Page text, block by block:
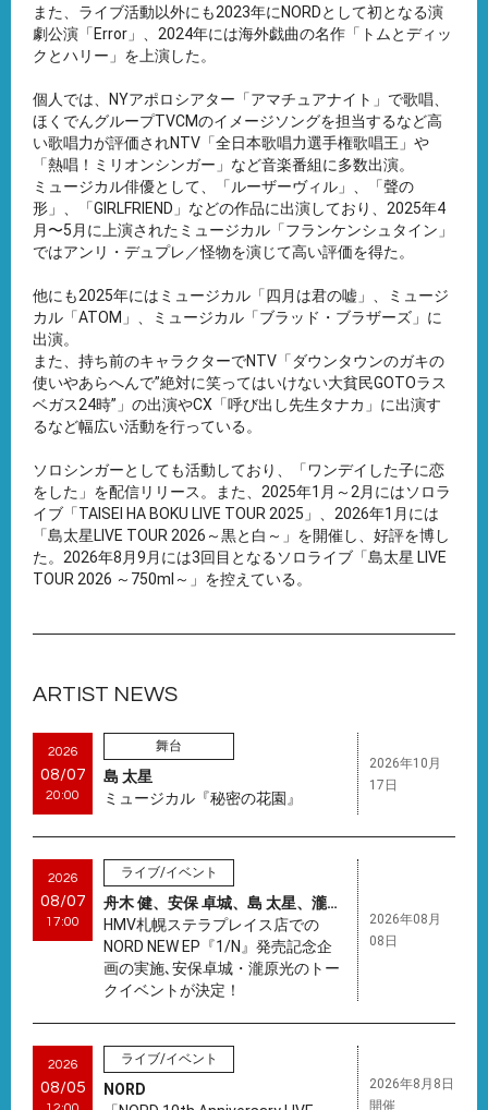
また、ライブ活動以外にも2023年にNORDとして初となる演
劇公演「Error」、2024年には海外戯曲の名作「トムとディッ
クとハリー」を上演した。
個人では、NYアポロシアター「アマチュアナイト」で歌唱、
ほくでんグループTVCMのイメージソングを担当するなど高
い歌唱力が評価されNTV「全日本歌唱力選手権歌唱王」や
「熱唱！ミリオンシンガー」など音楽番組に多数出演。
ミュージカル俳優として、「ルーザーヴィル」、「聲の
形」、「GIRLFRIEND」などの作品に出演しており、2025年4
月〜5月に上演されたミュージカル「フランケンシュタイン」
ではアンリ・デュプレ／怪物を演じて高い評価を得た。
他にも2025年にはミュージカル「四月は君の嘘」、ミュージ
カル「ATOM」、ミュージカル「ブラッド・ブラザーズ」に
出演。
また、持ち前のキャラクターでNTV「ダウンタウンのガキの
使いやあらへんで”絶対に笑ってはいけない大貧民GOTOラス
ベガス24時”」の出演やCX「呼び出し先生タナカ」に出演す
るなど幅広い活動を行っている。
ソロシンガーとしても活動しており、「ワンデイした子に恋
をした」を配信リリース。また、2025年1月～2月にはソロラ
イブ「TAISEI HA BOKU LIVE TOUR 2025」、2026年1月には
「島太星LIVE TOUR 2026～黒と白～」を開催し、好評を博し
た。2026年8月9月には3回目となるソロライブ「島太星 LIVE
TOUR 2026 ～750ml～」を控えている。
ARTIST NEWS
2026
08/07
20:00
舞台
島 太星
ミュージカル『秘密の花園』
2026年10月
17日
2026
08/07
17:00
ライブ/イベント
舟木 健、安保 卓城、島 太星、瀧原 光
HMV札幌ステラプレイス店での
NORD NEW EP『1/N』発売記念企
画の実施､安保卓城・瀧原光のトー
クイベントが決定！
2026年08月
08日
2026
08/05
ライブ/イベント
NORD
2026年8月8日
開催